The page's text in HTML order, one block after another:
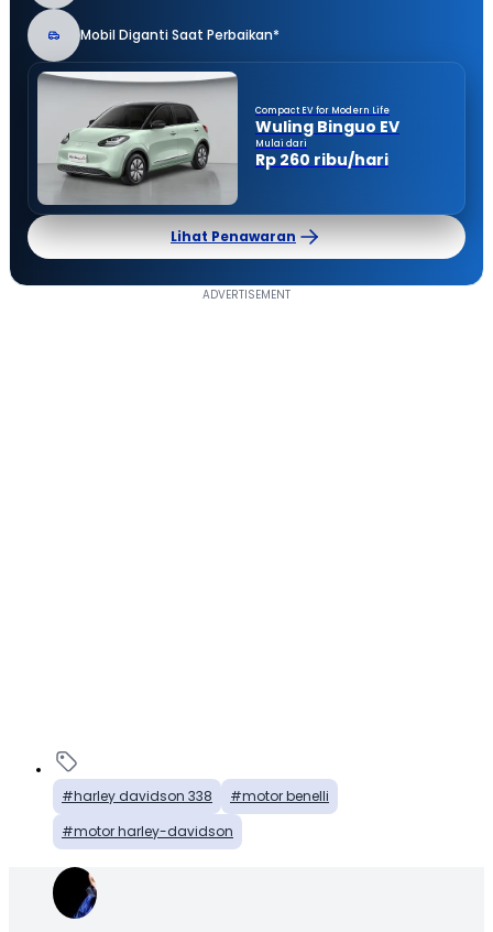
Mobil Diganti Saat Perbaikan*
Compact EV for Modern Life
Wuling Binguo EV
Mulai dari
Rp 260 ribu/hari
Lihat Penawaran
harley davidson 338
motor benelli
motor harley-davidson